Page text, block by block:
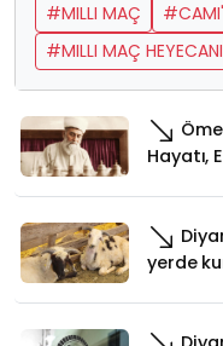
#MILLI MAÇ
#MILLI MAÇ HEYECANI
Hayatı,
yerde